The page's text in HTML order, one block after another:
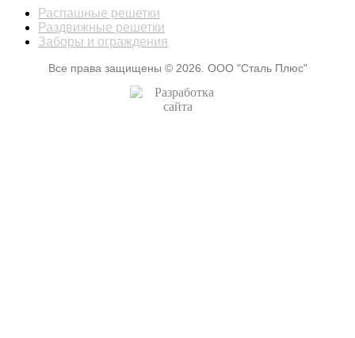
Распашные решетки
Раздвижные решетки
Заборы и ограждения
Все права защищены © 2026. ООО "Сталь Плюс"